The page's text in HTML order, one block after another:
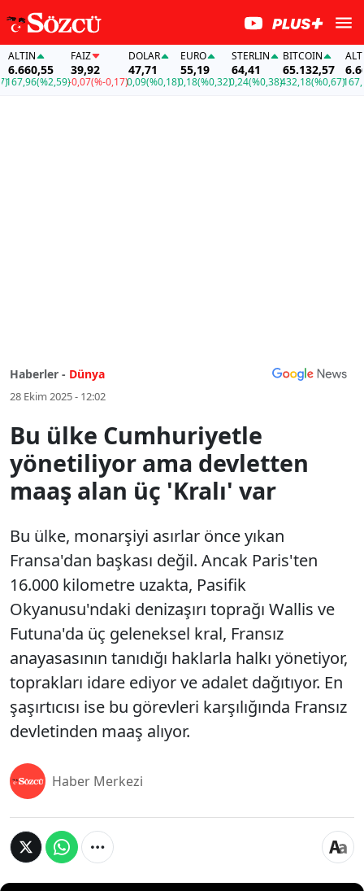
(%2,59)
FAİZ
39,92
-0,07(%-0,17)
DOLAR
47,71
0,09(%0,18)
EURO
55,19
0,18(%0,32)
STERLIN
64,41
0,24(%0,38)
BITCOIN
65.132,57
432,18(%0,67)
ALTIN
167,96
Haberler - Dünya
28 Ekim 2025 - 12:02
Bu ülke Cumhuriyetle
yönetiliyor ama devletten
maaş alan üç 'Kralı' var
Bu ülke, monarşiyi asırlar önce yıkan
Fransa'dan başkası değil. Ancak Paris'ten
16.000 kilometre uzakta, Pasifik
Okyanusu'ndaki denizaşırı toprağı Wallis ve
Futuna'da üç geleneksel kral, Fransız
anayasasının tanıdığı haklarla halkı yönetiyor,
toprakları idare ediyor ve adalet dağıtıyor. En
şaşırtıcısı ise bu görevleri karşılığında Fransız
devletinden maaş alıyor.
Haber Merkezi